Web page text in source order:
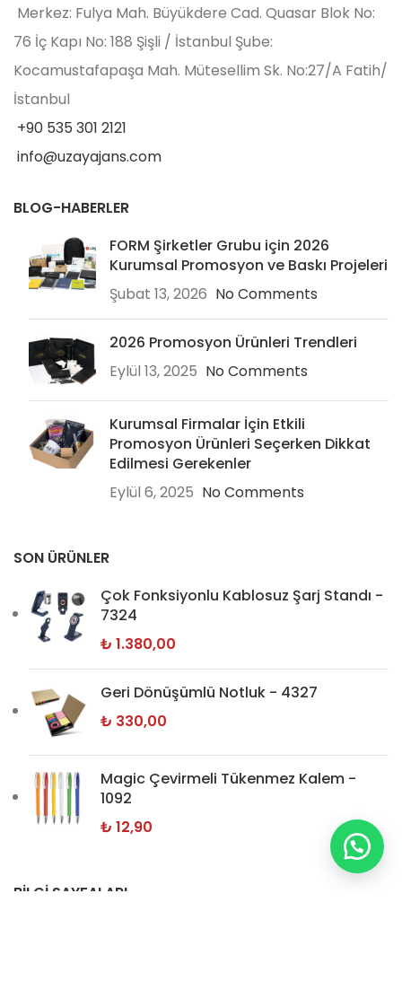
Merkez: Fulya Mah. Büyükdere Cad. Quasar Blok No:
76 İç Kapı No: 188 Şişli / İstanbul Şube:
Kocamustafapaşa Mah. Mütesellim Sk. No:27/A Fatih/
İstanbul
+90 535 301 2121
info@uzayajans.com
BLOG-HABERLER
FORM Şirketler Grubu için 2026
Kurumsal Promosyon ve Baskı Projeleri
Şubat 13, 2026 No Comments
2026 Promosyon Ürünleri Trendleri
Eylül 13, 2025 No Comments
Kurumsal Firmalar İçin Etkili
Promosyon Ürünleri Seçerken Dikkat
Edilmesi Gerekenler
Eylül 6, 2025 No Comments
SON ÜRÜNLER
Çok Fonksiyonlu Kablosuz Şarj Standı -
7324
₺ 1.380,00
Geri Dönüşümlü Notluk - 4327
₺ 330,00
Magic Çevirmeli Tükenmez Kalem -
1092
₺ 12,90
BİLGİ SAYFALARI